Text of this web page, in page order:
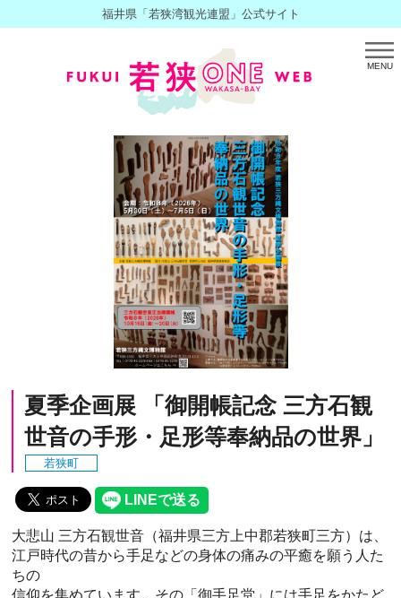
福井県「若狭湾観光連盟」公式サイト
MENU
夏季企画展 「御開帳記念 三方石観
世音の手形・足形等奉納品の世界」
若狭町
大悲山 三方石観世音（福井県三方上中郡若狭町三方）は、
江戸時代の昔から手足などの身体の痛みの平癒を願う人た
ちの
信仰を集めています。その「御手足堂」には手足をかたど